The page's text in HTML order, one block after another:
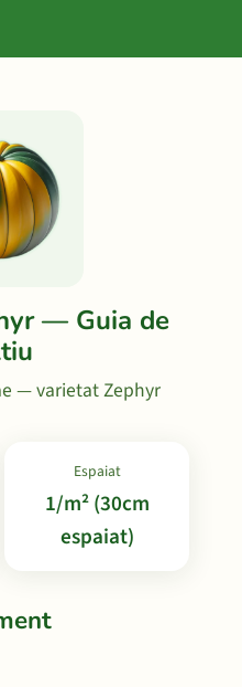
— Guia de
— varietat Zephyr
Espaiat
1/m² (30cm
espaiat)